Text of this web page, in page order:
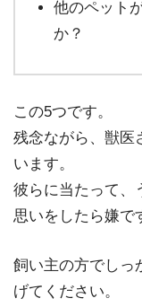
他のペット
か？
この5つです。
残念ながら、獣医
います。
彼らに当たって、
思いをしたら嫌で
飼い主の方でしっ
げてください。